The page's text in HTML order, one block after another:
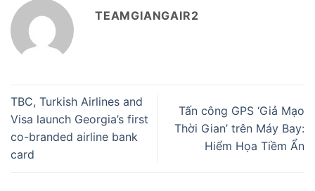
TEAMGIANGAIR2
TBC, Turkish Airlines and
Visa launch Georgia’s first
co-branded airline bank
card
Tấn công GPS ‘Giả Mạo
Thời Gian’ trên Máy Bay:
Hiểm Họa Tiềm Ẩn